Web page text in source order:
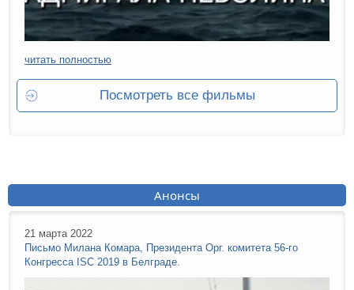
читать полностью
Посмотреть все фильмы
Анонсы
21 марта 2022
Письмо Милана Комара, Президента Орг. комитета 56-го
Конгресса ISC 2019 в Белграде.